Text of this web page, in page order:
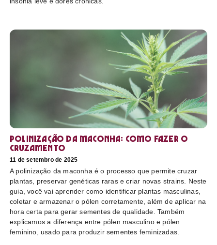
Polinização da maconha: como fazer o
cruzamento
11 de setembro de 2025
A polinização da maconha é o processo que permite cruzar
plantas, preservar genéticas raras e criar novas strains. Neste
guia, você vai aprender como identificar plantas masculinas,
coletar e armazenar o pólen corretamente, além de aplicar na
hora certa para gerar sementes de qualidade. Também
explicamos a diferença entre pólen masculino e pólen
feminino, usado para produzir sementes feminizadas.